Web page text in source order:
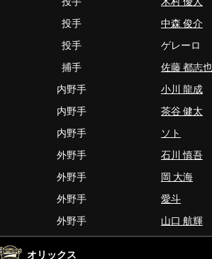
投手
中森 俊介
投手
ゲレーロ
捕手
佐藤 都志也
内野手
小川 龍成
内野手
茶谷 健太
内野手
ソト
外野手
石川 慎吾
外野手
岡 大海
外野手
愛斗
外野手
山口 航輝
オリックス